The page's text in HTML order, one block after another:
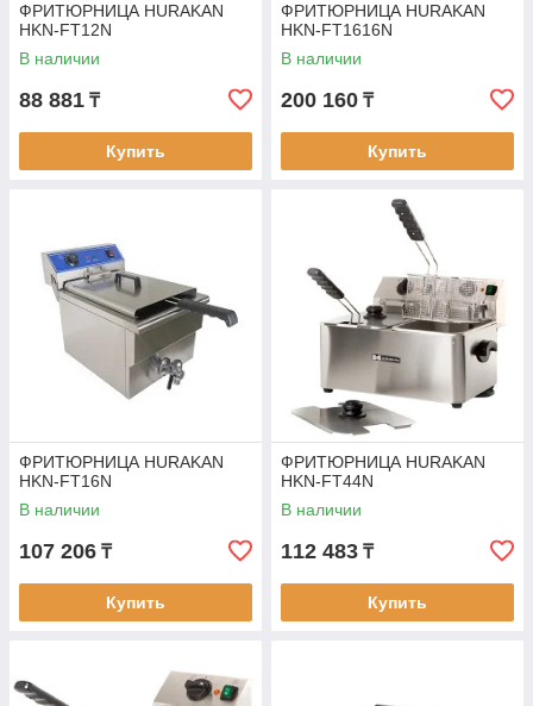
ФРИТЮРНИЦА HURAKAN
HKN-FT12N
В наличии
88 881 ₸
Купить
ФРИТЮРНИЦА HURAKAN
HKN-FT1616N
В наличии
200 160 ₸
Купить
ФРИТЮРНИЦА HURAKAN
HKN-FT16N
В наличии
107 206 ₸
Купить
ФРИТЮРНИЦА HURAKAN
HKN-FT44N
В наличии
112 483 ₸
Купить